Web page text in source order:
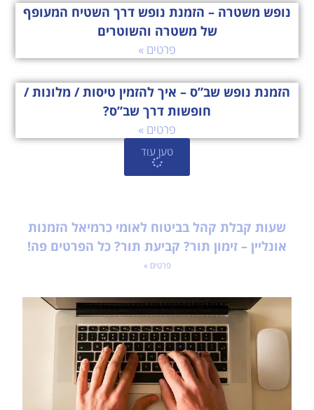
נופש משטרה – הזמנת נופש דרך השטיח המעופף
של משטרה והשוטרים
פרטים »
הזמנת נופש שב”ס – איך להזמין טיסות / מלונות /
חופשות דרך שב”ס?
פרטים »
טען עוד
שעות קבלת קהל בביטוח לאומי כרמיאל הזמנות
אונליין – זימון תור? קביעת תור? כל הפרטים פה!
פרטים »